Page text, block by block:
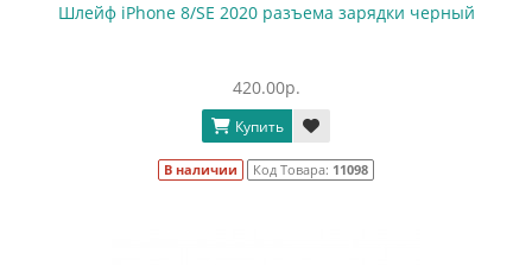
Шлейф iPhone 8/SE 2020 разъема зарядки черный
420.00р.
Купить
В наличии Код Товара: 11098